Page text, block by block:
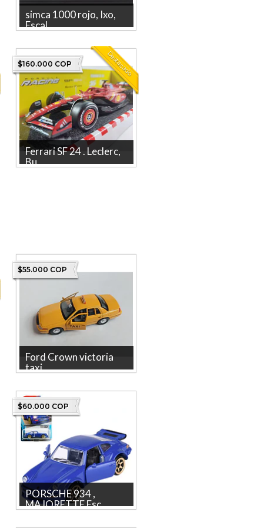
simca 1000 rojo, Ixo,
Escal...
24 La tienda mas grande en
línea de Colombia. ...
$160.000 COP Destacado
Ferrari SF 24 . Leclerc,
Bu...
$55.000 COP
Ford Crown victoria
taxi , ...
welly Escala 1-36 La tienda
más grande en línea de...
$60.000 COP
PORSCHE 934 ,
MAJORETTE Esc...